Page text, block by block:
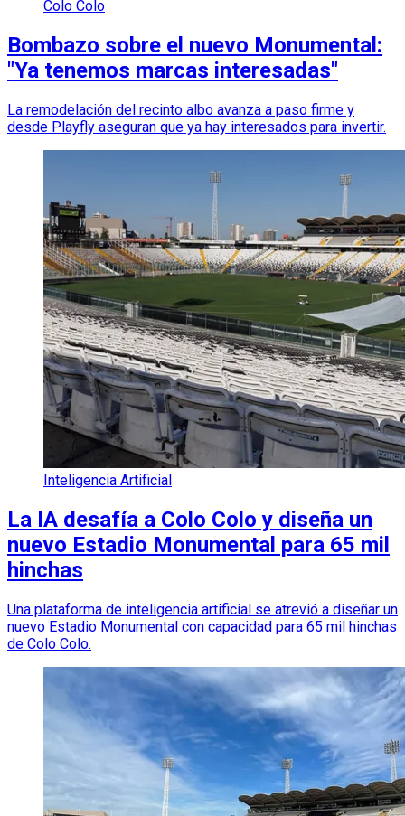
Colo Colo
Bombazo sobre el nuevo Monumental:
"Ya tenemos marcas interesadas"
La remodelación del recinto albo avanza a paso firme y
desde Playfly aseguran que ya hay interesados para invertir.
Inteligencia Artificial
La IA desafía a Colo Colo y diseña un
nuevo Estadio Monumental para 65 mil
hinchas
Una plataforma de inteligencia artificial se atrevió a diseñar un
nuevo Estadio Monumental con capacidad para 65 mil hinchas
de Colo Colo.